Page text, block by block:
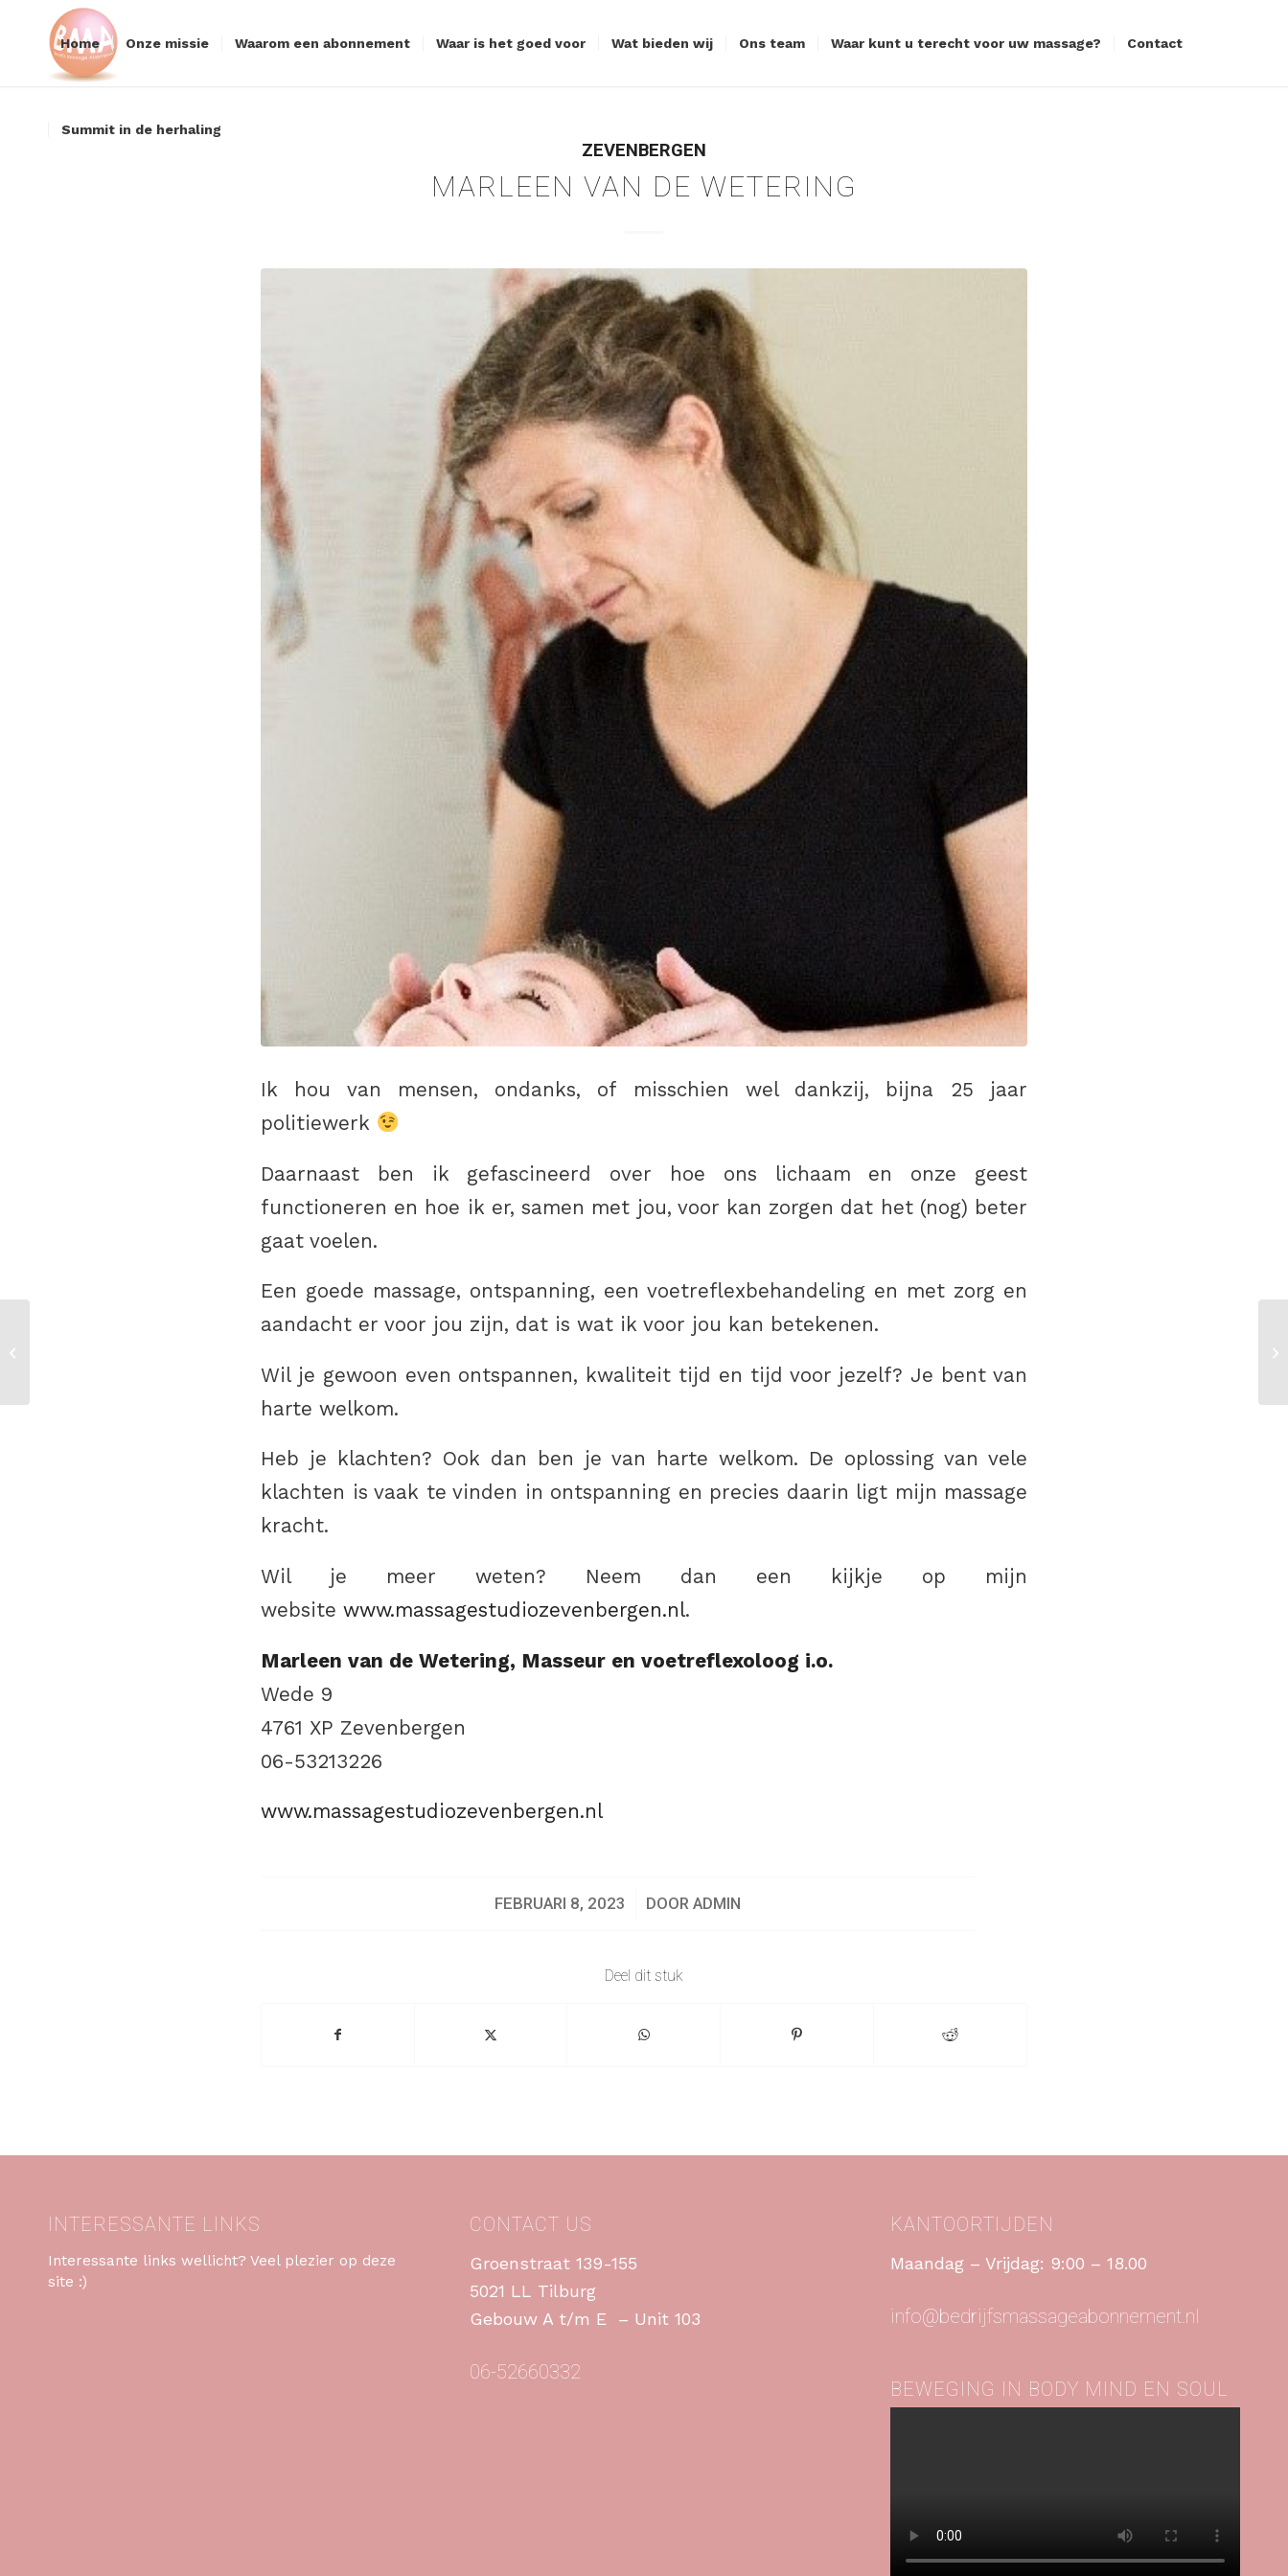
Home Onze missie Waarom een abonnement Waar is het goed voor Wat bieden wij Ons team Waar kunt u terecht voor uw massage? Contact
Summit in de herhaling
ZEVENBERGEN
MARLEEN VAN DE WETERING
Ik hou van mensen, ondanks, of misschien wel dankzij, bijna 25 jaar
politiewerk
Daarnaast ben ik gefascineerd over hoe ons lichaam en onze geest
functioneren en hoe ik er, samen met jou, voor kan zorgen dat het (nog) beter
gaat voelen.
Een goede massage, ontspanning, een voetreflexbehandeling en met zorg en
aandacht er voor jou zijn, dat is wat ik voor jou kan betekenen.
Wil je gewoon even ontspannen, kwaliteit tijd en tijd voor jezelf? Je bent van
harte welkom.
Heb je klachten? Ook dan ben je van harte welkom. De oplossing van vele
klachten is vaak te vinden in ontspanning en precies daarin ligt mijn massage
kracht.
Wil je meer weten? Neem dan een kijkje op mijn
website www.massagestudiozevenbergen.nl.
Marleen van de Wetering, Masseur en voetreflexoloog i.o.
Wede 9
4761 XP Zevenbergen
06-53213226
www.massagestudiozevenbergen.nl
FEBRUARI 8, 2023
/ DOORADMIN
Deel dit stuk
INTERESSANTE LINKS
Interessante links wellicht? Veel plezier op deze
site :)
CONTACT US
Groenstraat 139-155
5021 LL Tilburg
Gebouw A t/m E – Unit 103
06-52660332
KANTOORTIJDEN
Maandag – Vrijdag: 9:00 – 18.00
info@bedrijfsmassageabonnement.nl
BEWEGING IN BODY MIND EN SOUL